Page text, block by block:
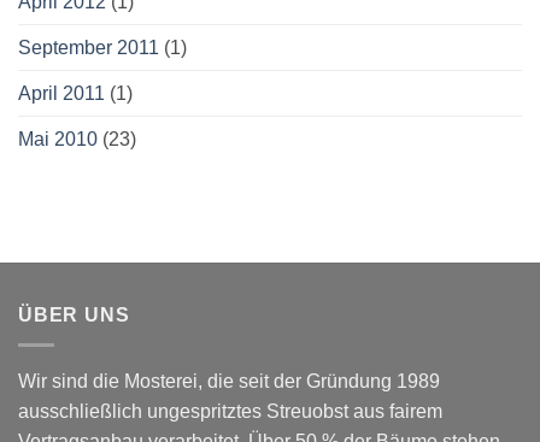
September 2011 (1)
April 2011 (1)
Mai 2010 (23)
ÜBER UNS
Wir sind die Mosterei, die seit der Gründung 1989
ausschließlich ungespritztes Streuobst aus fairem